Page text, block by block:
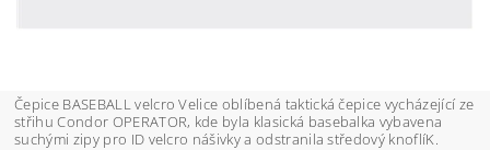
Čepice BASEBALL velcro Velice oblíbená taktická čepice vycházející ze
střihu Condor OPERATOR, kde byla klasická basebalka vybavena
suchými zipy pro ID velcro nášivky a odstranila středový knoflíK.